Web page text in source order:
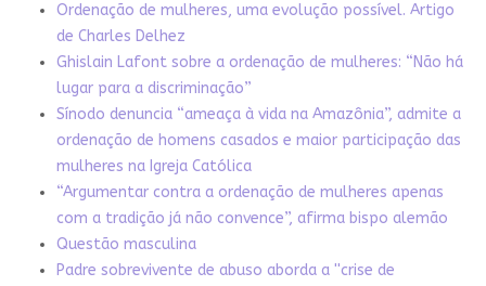
Ordenação de mulheres, uma evolução possível. Artigo
de Charles Delhez
Ghislain Lafont sobre a ordenação de mulheres: “Não há
lugar para a discriminação”
Sínodo denuncia “ameaça à vida na Amazônia”, admite a
ordenação de homens casados e maior participação das
mulheres na Igreja Católica
“Argumentar contra a ordenação de mulheres apenas
com a tradição já não convence”, afirma bispo alemão
Questão masculina
Padre sobrevivente de abuso aborda a ''crise de